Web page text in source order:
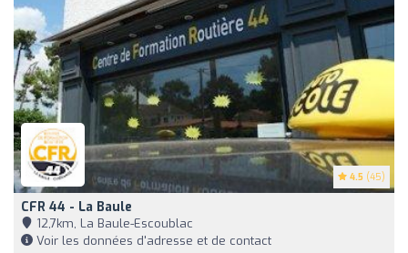
4.5 (45)
CFR 44 - La Baule
12,7km, La Baule-Escoublac
Voir les données d'adresse et de contact